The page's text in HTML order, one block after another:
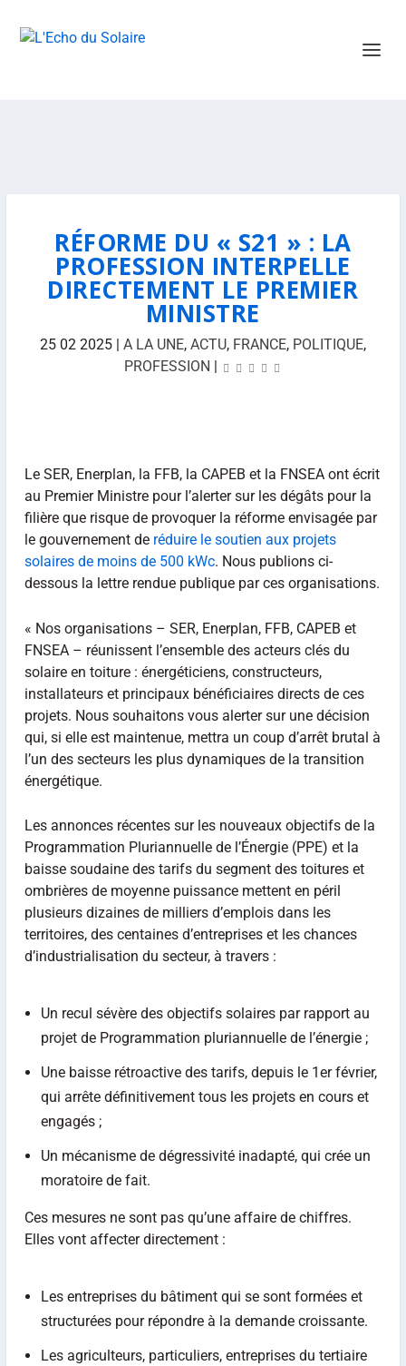
RÉFORME DU « S21 » : LA
PROFESSION INTERPELLE
DIRECTEMENT LE PREMIER
MINISTRE
25 02 2025| A LA UNE, ACTU, FRANCE, POLITIQUE,
PROFESSION |
Le SER, Enerplan, la FFB, la CAPEB et la FNSEA ont écrit
au Premier Ministre pour l’alerter sur les dégâts pour la
filière que risque de provoquer la réforme envisagée par
le gouvernement de réduire le soutien aux projets
solaires de moins de 500 kWc. Nous publions ci-
dessous la lettre rendue publique par ces organisations.
« Nos organisations – SER, Enerplan, FFB, CAPEB et
FNSEA – réunissent l’ensemble des acteurs clés du
solaire en toiture : énergéticiens, constructeurs,
installateurs et principaux bénéficiaires directs de ces
projets. Nous souhaitons vous alerter sur une décision
qui, si elle est maintenue, mettra un coup d’arrêt brutal à
l’un des secteurs les plus dynamiques de la transition
énergétique.
Les annonces récentes sur les nouveaux objectifs de la
Programmation Pluriannuelle de l’Énergie (PPE) et la
baisse soudaine des tarifs du segment des toitures et
ombrières de moyenne puissance mettent en péril
plusieurs dizaines de milliers d’emplois dans les
territoires, des centaines d’entreprises et les chances
d’industrialisation du secteur, à travers :
Un recul sévère des objectifs solaires par rapport au
projet de Programmation pluriannuelle de l’énergie ;
Une baisse rétroactive des tarifs, depuis le 1er février,
qui arrête définitivement tous les projets en cours et
engagés ;
Un mécanisme de dégressivité inadapté, qui crée un
moratoire de fait.
Ces mesures ne sont pas qu’une affaire de chiffres.
Elles vont affecter directement :
Les entreprises du bâtiment qui se sont formées et
structurées pour répondre à la demande croissante.
Les agriculteurs, particuliers, entreprises du tertiaire